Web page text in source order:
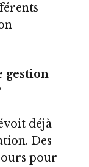
gestion
déjà
Des
pour